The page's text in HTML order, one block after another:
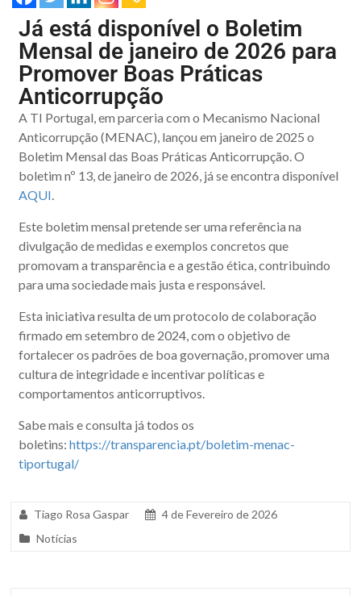
Já está disponível o Boletim
Mensal de janeiro de 2026 para
Promover Boas Práticas
Anticorrupção
A TI Portugal, em parceria com o Mecanismo Nacional
Anticorrupção (MENAC), lançou em janeiro de 2025 o
Boletim Mensal das Boas Práticas Anticorrupção. O
boletim nº 13, de janeiro de 2026, já se encontra disponível
AQUI
Este boletim mensal pretende ser uma referência na
divulgação de medidas e exemplos concretos que
promovam a transparência e a gestão ética, contribuindo
para uma sociedade mais justa e responsável.
Esta iniciativa resulta de um protocolo de colaboração
firmado em setembro de 2024, com o objetivo de
fortalecer os padrões de boa governação, promover uma
cultura de integridade e incentivar políticas e
comportamentos anticorruptivos.
Sabe mais e consulta já todos os
boletins:https://transparencia.pt/boletim-menac-
tiportugal/
Tiago Rosa Gaspar
4 de Fevereiro de 2026
Notícias